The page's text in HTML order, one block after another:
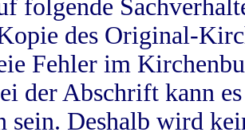
folgende
des Original-
Fehler im
der Abschrift kann
sein. Deshalb wird